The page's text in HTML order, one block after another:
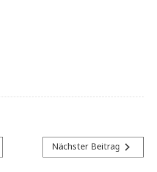
Nächster Beitrag navigate_next